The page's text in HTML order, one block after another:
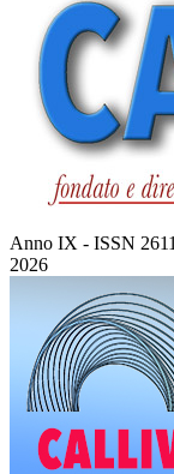
Anno IX - ISSN
2026